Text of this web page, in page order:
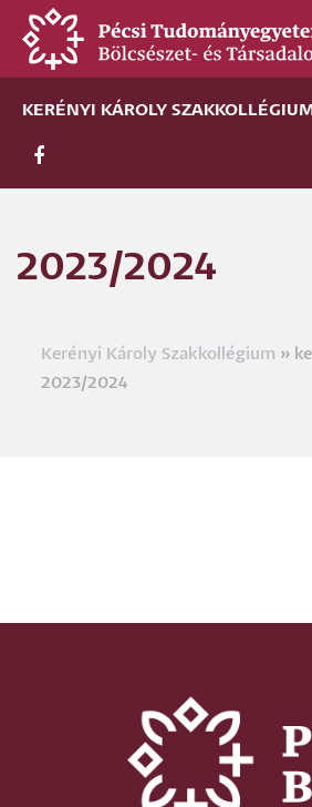
Ugrás
tartalomra
KERÉNYI KÁROLY
2023/2024
Morzsa
Kerényi Károly Szakkollégium
2023/2024